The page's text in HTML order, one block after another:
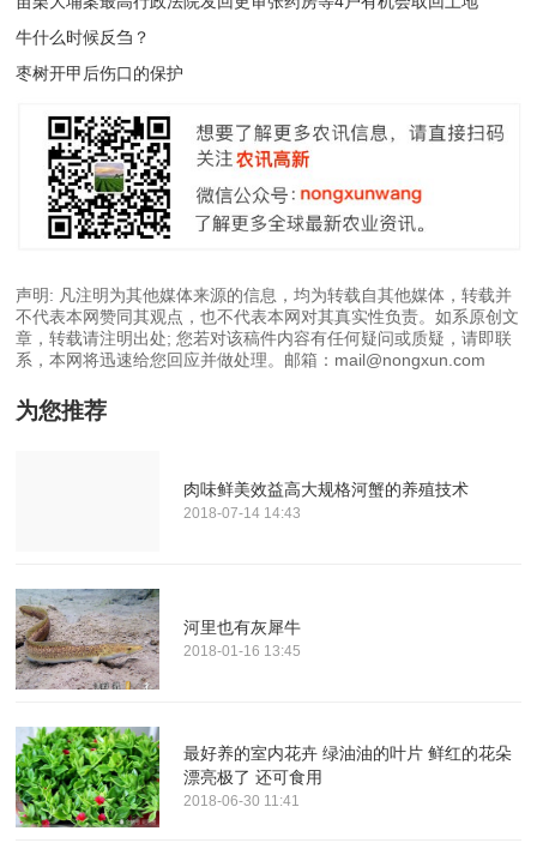
牛什么时候反刍？
枣树开甲后伤口的保护
声明: 凡注明为其他媒体来源的信息，均为转载自其他媒体，转载并
不代表本网赞同其观点，也不代表本网对其真实性负责。如系原创文
章，转载请注明出处; 您若对该稿件内容有任何疑问或质疑，请即联
系，本网将迅速给您回应并做处理。邮箱：mail@nongxun.com
为您推荐
肉味鲜美效益高大规格河蟹的养殖技术
2018-07-14 14:43
河里也有灰犀牛
2018-01-16 13:45
最好养的室内花卉 绿油油的叶片 鲜红的花朵
漂亮极了 还可食用
2018-06-30 11:41